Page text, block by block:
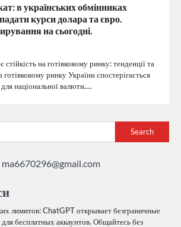
в українських обмінниках
курси долара та євро.
на сьогодні.
на готівковому ринку: тенденції та
ринку України спостерігається
національної валюти.…
Search
ma6670296@gmail.com
лимитов: ChatGPT открывает безграничные
бесплатных аккаунтов. Общайтесь без